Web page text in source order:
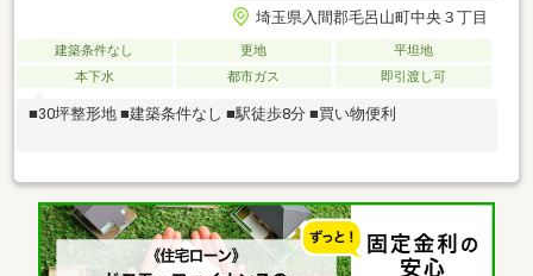
埼玉県入間郡毛呂山町中央３丁目
建築条件なし 更地
平坦地
本下水
都市ガス 即引渡し可
■30坪整形地 ■建築条件なし ■駅徒歩8分 ■買い物便利